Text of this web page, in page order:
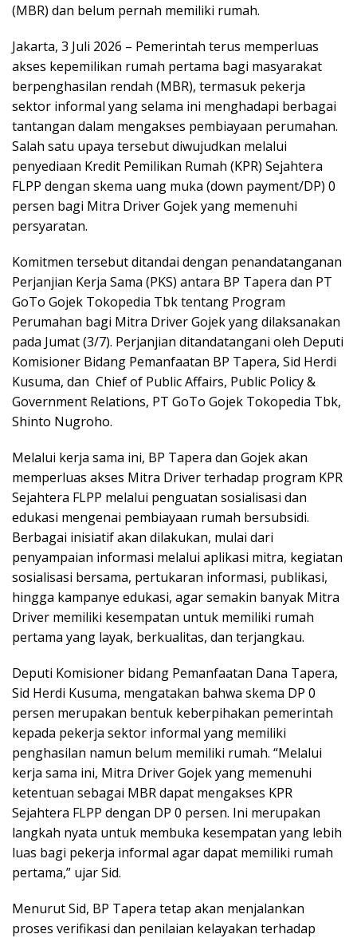
(MBR) dan belum pernah memiliki rumah.
Jakarta, 3 Juli 2026 – Pemerintah terus memperluas
akses kepemilikan rumah pertama bagi masyarakat
berpenghasilan rendah (MBR), termasuk pekerja
sektor informal yang selama ini menghadapi berbagai
tantangan dalam mengakses pembiayaan perumahan.
Salah satu upaya tersebut diwujudkan melalui
penyediaan Kredit Pemilikan Rumah (KPR) Sejahtera
FLPP dengan skema uang muka (down payment/DP) 0
persen bagi Mitra Driver Gojek yang memenuhi
persyaratan.
Komitmen tersebut ditandai dengan penandatanganan
Perjanjian Kerja Sama (PKS) antara BP Tapera dan PT
GoTo Gojek Tokopedia Tbk tentang Program
Perumahan bagi Mitra Driver Gojek yang dilaksanakan
pada Jumat (3/7). Perjanjian ditandatangani oleh Deputi
Komisioner Bidang Pemanfaatan BP Tapera, Sid Herdi
Kusuma, dan Chief of Public Affairs, Public Policy &
Government Relations, PT GoTo Gojek Tokopedia Tbk,
Shinto Nugroho.
Melalui kerja sama ini, BP Tapera dan Gojek akan
memperluas akses Mitra Driver terhadap program KPR
Sejahtera FLPP melalui penguatan sosialisasi dan
edukasi mengenai pembiayaan rumah bersubsidi.
Berbagai inisiatif akan dilakukan, mulai dari
penyampaian informasi melalui aplikasi mitra, kegiatan
sosialisasi bersama, pertukaran informasi, publikasi,
hingga kampanye edukasi, agar semakin banyak Mitra
Driver memiliki kesempatan untuk memiliki rumah
pertama yang layak, berkualitas, dan terjangkau.
Deputi Komisioner bidang Pemanfaatan Dana Tapera,
Sid Herdi Kusuma, mengatakan bahwa skema DP 0
persen merupakan bentuk keberpihakan pemerintah
kepada pekerja sektor informal yang memiliki
penghasilan namun belum memiliki rumah. “Melalui
kerja sama ini, Mitra Driver Gojek yang memenuhi
ketentuan sebagai MBR dapat mengakses KPR
Sejahtera FLPP dengan DP 0 persen. Ini merupakan
langkah nyata untuk membuka kesempatan yang lebih
luas bagi pekerja informal agar dapat memiliki rumah
pertama,” ujar Sid.
Menurut Sid, BP Tapera tetap akan menjalankan
proses verifikasi dan penilaian kelayakan terhadap